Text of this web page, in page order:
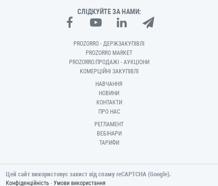
СЛІДКУЙТЕ ЗА НАМИ:
PROZORRO - ДЕРЖЗАКУПІВЛІ
PROZORRO MARKET
PROZORRO.ПРОДАЖІ - АУКЦІОНИ
КОМЕРЦІЙНІ ЗАКУПІВЛІ
НАВЧАННЯ
НОВИНИ
КОНТАКТИ
ПРО НАС
РЕГЛАМЕНТ
ВЕБІНАРИ
ТАРИФИ
Цей сайт використовує захист від спаму reCAPTCHA (Google).
Конфіденційність - Умови використання